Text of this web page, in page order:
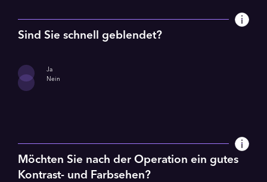
Sind Sie schnell geblendet?
Ja
Nein
Möchten Sie nach der Operation ein gutes
Kontrast- und Farbsehen?